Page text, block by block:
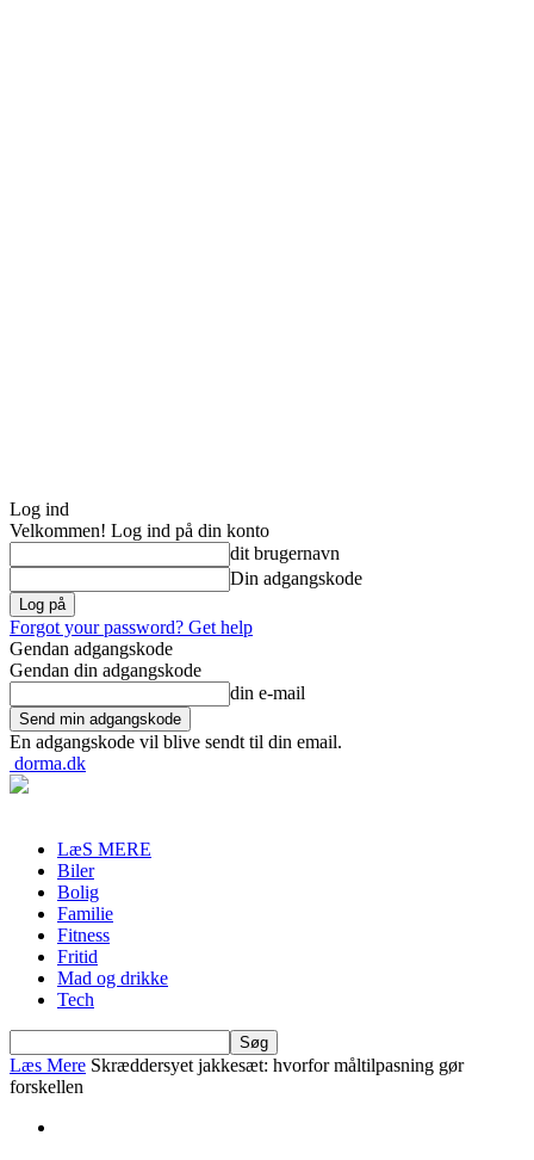
Log ind
Velkommen! Log ind på din konto
dit brugernavn
Din adgangskode
Forgot your password? Get help
Gendan adgangskode
Gendan din adgangskode
din e-mail
En adgangskode vil blive sendt til din email.
dorma.dk
LæS MERE
Biler
Bolig
Familie
Fitness
Fritid
Mad og drikke
Tech
Læs Mere Skræddersyet jakkesæt: hvorfor måltilpasning gør
forskellen